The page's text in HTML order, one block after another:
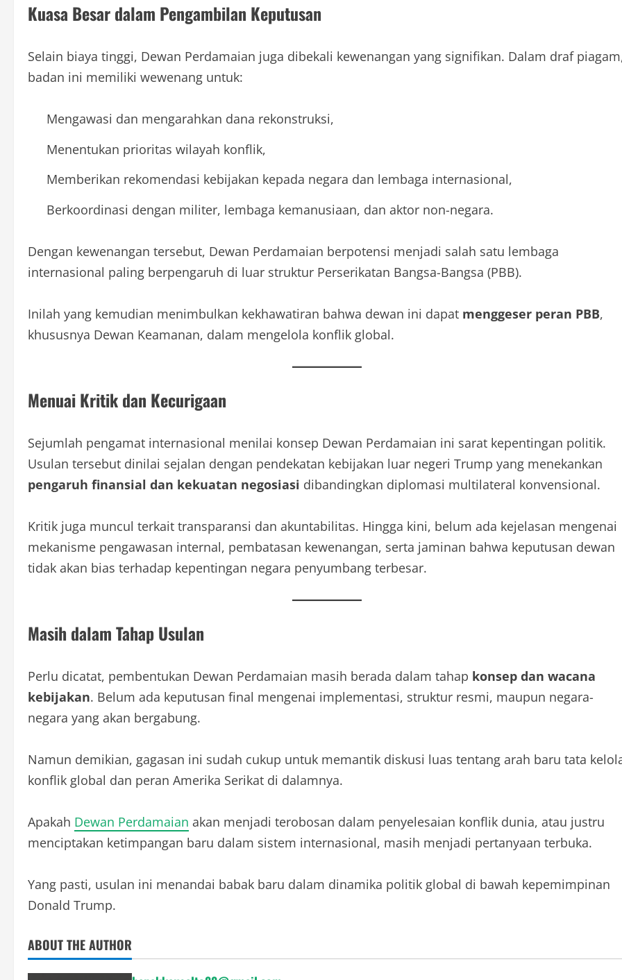
Kuasa Besar dalam Pengambilan Keputusan
Selain biaya tinggi, Dewan Perdamaian juga dibekali kewenangan yang signifikan. Dalam draf
badan ini memiliki wewenang untuk:
Mengawasi dan mengarahkan dana rekonstruksi,
Menentukan prioritas wilayah konflik,
Memberikan rekomendasi kebijakan kepada negara dan lembaga internasional,
Berkoordinasi dengan militer, lembaga kemanusiaan, dan aktor non-negara.
Dengan kewenangan tersebut, Dewan Perdamaian berpotensi menjadi salah satu lembaga
internasional paling berpengaruh di luar struktur Perserikatan Bangsa-Bangsa (PBB).
Inilah yang kemudian menimbulkan kekhawatiran bahwa dewan ini dapat menggeser peran PBB,
khususnya Dewan Keamanan, dalam mengelola konflik global.
Menuai Kritik dan Kecurigaan
Sejumlah pengamat internasional menilai konsep Dewan Perdamaian ini sarat kepentingan politik.
Usulan tersebut dinilai sejalan dengan pendekatan kebijakan luar negeri Trump yang menekankan
pengaruh finansial dan kekuatan negosiasi dibandingkan diplomasi multilateral konvensional.
Kritik juga muncul terkait transparansi dan akuntabilitas. Hingga kini, belum ada kejelasan mengenai
mekanisme pengawasan internal, pembatasan kewenangan, serta jaminan bahwa keputusan dewan
tidak akan bias terhadap kepentingan negara penyumbang terbesar.
Masih dalam Tahap Usulan
Perlu dicatat, pembentukan Dewan Perdamaian masih berada dalam tahap konsep dan wacana
kebijakan. Belum ada keputusan final mengenai implementasi, struktur resmi, maupun negara-
negara yang akan bergabung.
Namun demikian, gagasan ini sudah cukup untuk memantik diskusi luas tentang arah baru tata
konflik global dan peran Amerika Serikat di dalamnya.
Apakah Dewan Perdamaian akan menjadi terobosan dalam penyelesaian konflik dunia, atau justru
menciptakan ketimpangan baru dalam sistem internasional, masih menjadi pertanyaan terbuka.
Yang pasti, usulan ini menandai babak baru dalam dinamika politik global di bawah kepemimpinan
Donald Trump.
ABOUT THE AUTHOR